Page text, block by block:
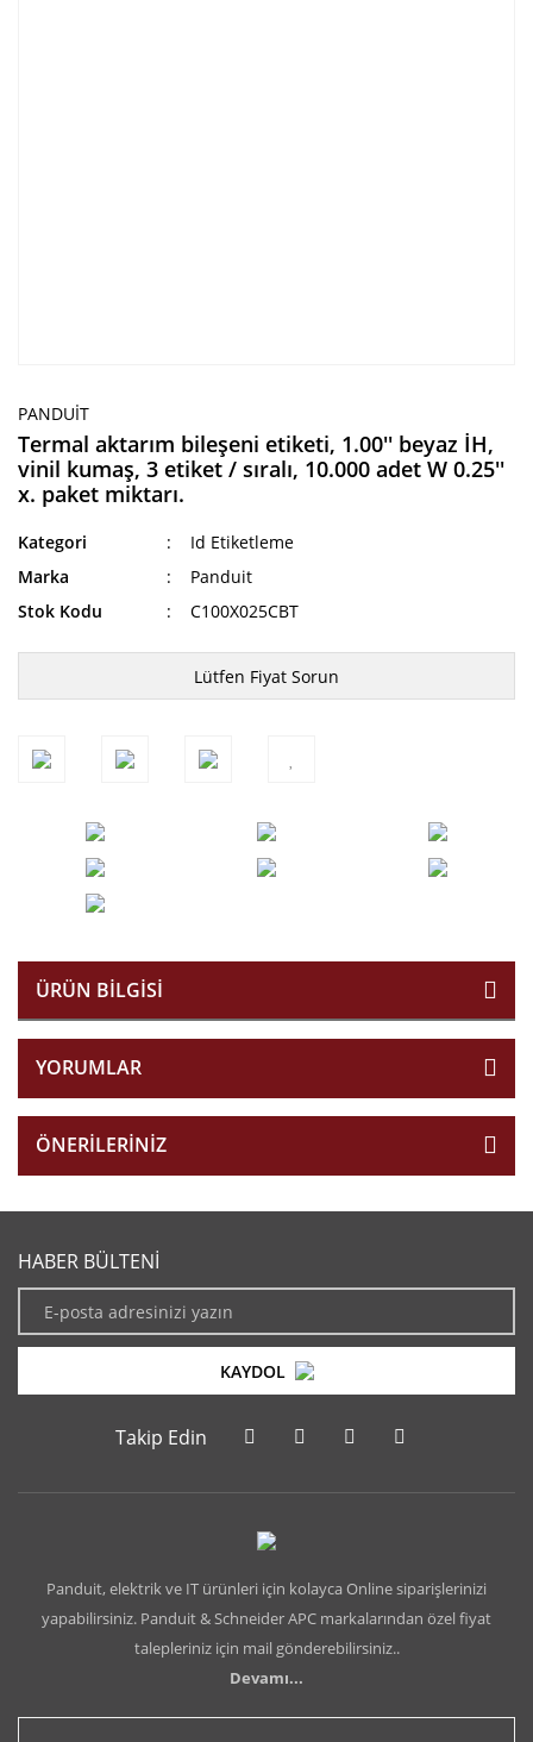
PANDUIT
Termal aktarım bileşeni etiketi, 1.00'' beyaz İH,
vinil kumaş, 3 etiket / sıralı, 10.000 adet W 0.25''
x. paket miktarı.
Kategori
Id Etiketleme
Marka
Panduit
Stok Kodu
C100X025CBT
Lütfen Fiyat Sorun
ÜRÜN BILGISI
YORUMLAR
ÖNERILERINIZ
HABER BÜLTENİ
KAYDOL
Takip Edin
Panduit, elektrik ve IT ürünleri için kolayca Online siparişlerinizi
yapabilirsiniz. Panduit & Schneider APC markalarından özel fiyat
talepleriniz için mail gönderebilirsiniz..
Devamı...